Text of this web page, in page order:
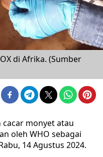
di Afrika. (Sumber
cacar monyet atau
oleh WHO sebagai
14 Agustus 2024.